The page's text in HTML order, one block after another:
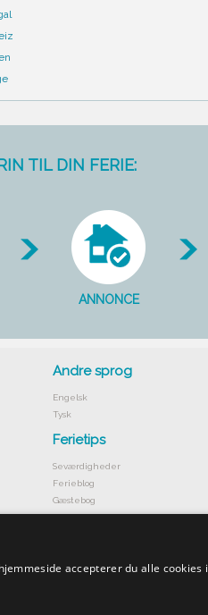
TIL DIN FERIE:
ANNONCE
Andre sprog
Engelsk
Tysk
Ferietips
Seværdigheder
Ferieblog
Gæstebog
accepterer du alle cookies i